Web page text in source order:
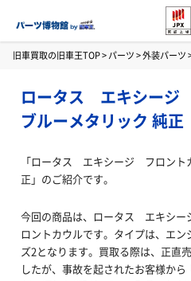
旧車買取の旧車王TOP>パーツ>外装パーツ
ロータス エキシー
ブルーメタリック 純正
「ロータス エキシージ フロン
正」のご紹介です。
今回の商品は、ロータス エキシ
ロントカウルです。タイプは、エ
ズ2となります。買取る際は、正直
したが、事故を起されたお客様か